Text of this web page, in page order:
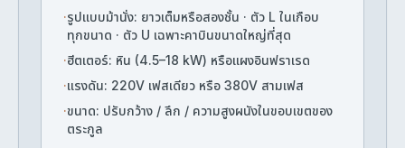
·รูปแบบม้านั่ง: ยาวเต็มหรือสองชั้น · ตัว L ในเกือบ
ทุกขนาด · ตัว U เฉพาะคาบินขนาดใหญ่ที่สุด
·ฮีตเตอร์: หิน (4.5–18 kW) หรือแผงอินฟราเรด
·แรงดัน: 220V เฟสเดียว หรือ 380V สามเฟส
·ขนาด: ปรับกว้าง / ลึก / ความสูงผนังในขอบเขตของ
ตระกูล